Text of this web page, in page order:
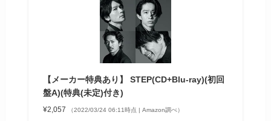
【メーカー特典あり】 STEP(CD+Blu-ray)(初回
盤A)(特典(未定)付き)
¥2,057 （2022/03/24 06:11時点 | Amazon調べ）